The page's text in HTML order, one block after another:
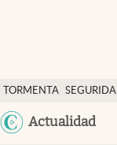
TORMENTA
Actualidad
Economía y finanzas
Política